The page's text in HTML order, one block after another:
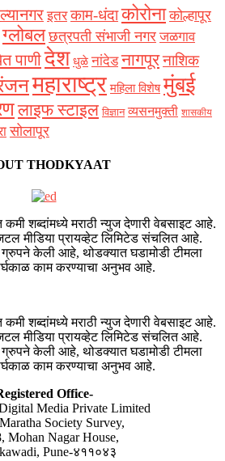
इतर काम-धंदाकोरोना कोल्हापूर
ग्लोबल छत्रपती संभाजी नगर जळगाव
पाणीदेश धुळे नांदेड नागपूरनाशिक
महाराष्ट्र महिला विशेष मुंबई
लाइफ स्टाइल विज्ञान व्यसनमुक्ती शासकीय
सोलापूर
THODKYAAT
कमी शब्दांमध्ये मराठी न्युज देणारी वेबसाइट आहे.
मीडिया प्रायव्हेट लिमिटेड संचलित आहे.
ग्रुपने केली आहे, थोडक्यात घडामोडी टीमला
काम करण्याचा अनुभव आहे.
कमी शब्दांमध्ये मराठी न्युज देणारी वेबसाइट आहे.
मीडिया प्रायव्हेट लिमिटेड संचलित आहे.
ग्रुपने केली आहे, थोडक्यात घडामोडी टीमला
काम करण्याचा अनुभव आहे.
Office-
Media Private Limited
Society Survey,
Mohan Nagar House,
Pune-४११०४३